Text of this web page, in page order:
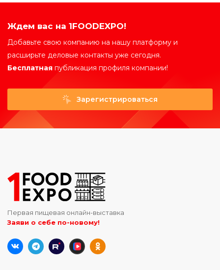
Ждем вас на 1FOODEXPO!
Добавьте свою компанию на нашу платформу и
расширьте деловые контакты уже сегодня.
Бесплатная публикация профиля компании!
Зарегистрироваться
Первая пищевая онлайн-выставка
Заяви о себе по-новому!